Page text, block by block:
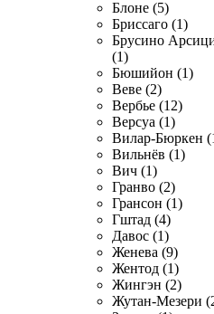
Блоне (5)
Бриссаго (1)
Брусино
(1)
Бюшийон (1)
Веве (2)
Вербье (12)
Версуа (1)
Вилар-Бюркен
Вильнёв (1)
Вич (1)
Гранво (2)
Грансон (1)
Гштад (4)
Давос (1)
Женева (9)
Жентод (1)
Жингэн (2)
Жутан-Мезери